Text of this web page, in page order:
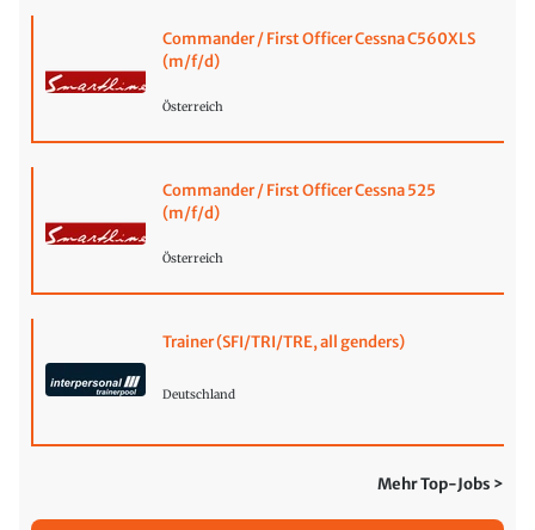
Commander / First Officer Cessna C560XLS
(m/f/d)
Österreich
Commander / First Officer Cessna 525
(m/f/d)
Österreich
Trainer (SFI/TRI/TRE, all genders)
Deutschland
Mehr Top-Jobs >